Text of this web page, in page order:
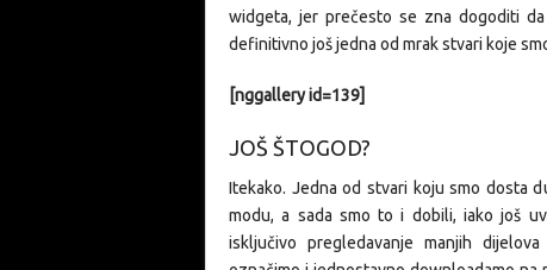
widgeta, jer prečesto se zna dogoditi
definitivno još jedna od mrak stvari koje
[nggallery id=139]
JOŠ ŠTOGOD?
Itekako. Jedna od stvari koju smo dosta
modu, a sada smo to i dobili, iako još
isključivo pregledavanje manjih